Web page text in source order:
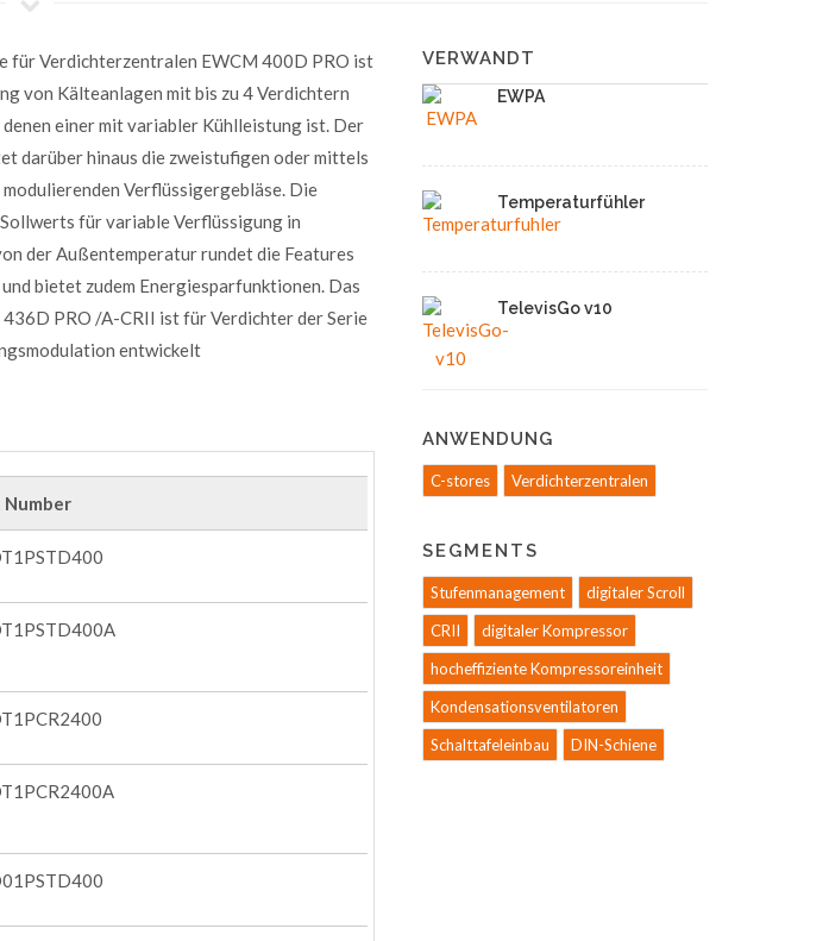
für Verdichterzentralen EWCM 400D PRO ist
von Kälteanlagen mit bis zu 4 Verdichtern
einer mit variabler Kühlleistung ist. Der
darüber hinaus die zweistufigen oder mittels
Verflüssigergebläse. Die
für variable Verflüssigung in
der Außentemperatur rundet die Features
bietet zudem Energiesparfunktionen. Das
PRO /A-CRII ist für Verdichter der Serie
entwickelt
Number
VERWANDT
EWPA
Temperaturfühler
TelevisGo v10
ANWENDUNG
C-stores Verdichterzentralen
SEGMENTS
Stufenmanagement
digitaler Scroll
CRII
digitaler Kompressor
hocheffiziente Kompressoreinheit
Kondensationsventilatoren
Schalttafeleinbau
DIN-Schiene